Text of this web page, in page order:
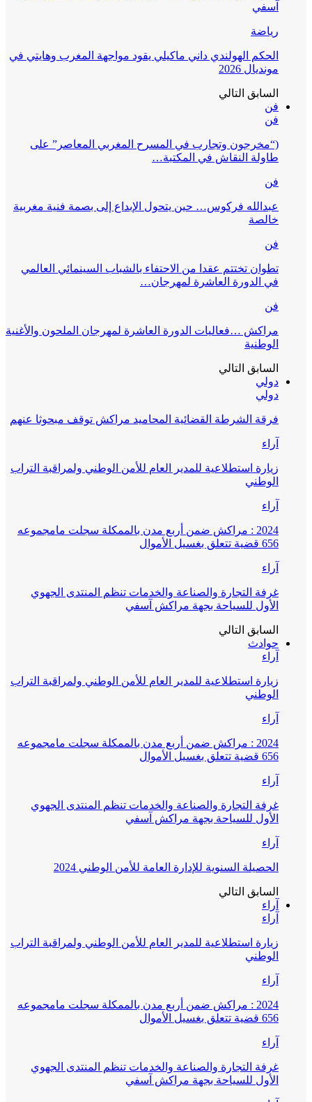
آسفي
رياضة
الحكم الهولندي داني ماكيلي يقود مواجهة المغرب وهايتي في
مونديال 2026
السابق التالي
فن
فن
(“مخرجون وتجارب في المسرح المغربي المعاصر” على
طاولة النقاش في المكتبة…
فن
عبدالله فركوس… حين يتحول الإبداع إلى بصمة فنية مغربية
خالصة
فن
تطوان تختتم عقدا من الاحتفاء بالشباب السينمائي العالمي
في الدورة العاشرة لمهرجان…
فن
مراكش …فعاليات الدورة العاشرة لمهرجان الملحون والأغنية
الوطنية
السابق التالي
دولي
دولي
فرقة الشرطة القضائية المحاميد مراكش توقف مبحوثا عنهم
آراء
زيارة استطلاعية للمدير العام للأمن الوطني ولمراقبة التراب
الوطني
آراء
2024 : مراكش ضمن أربع مدن بالممكلة سجلت مامجموعه
656 قضية تتعلق بغسيل الأموال
آراء
غرفة التجارة والصناعة والخدمات تنظم المنتدى الجهوي
الأول للسياحة بجهة مراكش آسفي
السابق التالي
حوادث
آراء
زيارة استطلاعية للمدير العام للأمن الوطني ولمراقبة التراب
الوطني
آراء
2024 : مراكش ضمن أربع مدن بالممكلة سجلت مامجموعه
656 قضية تتعلق بغسيل الأموال
آراء
غرفة التجارة والصناعة والخدمات تنظم المنتدى الجهوي
الأول للسياحة بجهة مراكش آسفي
آراء
الحصيلة السنوية للإدارة العامة للأمن الوطني 2024
السابق التالي
آراء
آراء
زيارة استطلاعية للمدير العام للأمن الوطني ولمراقبة التراب
الوطني
آراء
2024 : مراكش ضمن أربع مدن بالممكلة سجلت مامجموعه
656 قضية تتعلق بغسيل الأموال
آراء
غرفة التجارة والصناعة والخدمات تنظم المنتدى الجهوي
الأول للسياحة بجهة مراكش آسفي